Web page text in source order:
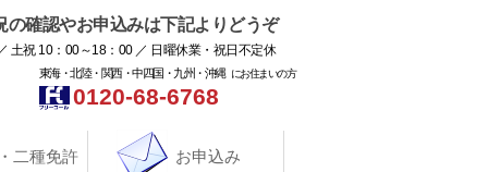
の確認やお申込みは下記よりどうぞ
祝 10：00～18：00 ／ 日曜休業・祝日不定休
東海・北陸・関西・中四国・九州・沖縄 にお住まいの方
0120-68-6768
二種免許 お申込み